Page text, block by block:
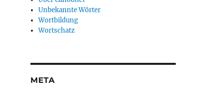
Unbekannte Wörter
Wortbildung
Wortschatz
META